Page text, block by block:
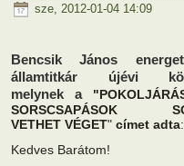
sze, 2012-01-04 14:09
Bencsik János
államtitkár újévi
melynek a
SORSCSAPÁSOK
VETHET VÉGET" címet adta:
Kedves Barátom!